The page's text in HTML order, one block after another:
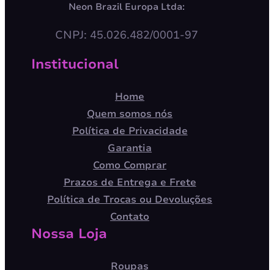
Neon Brazil Europa Ltda:
CNPJ: 45.026.482/0001-97
Institucional
Home
Quem somos nós
Política de Privacidade
Garantia
Como Comprar
Prazos de Entrega e Frete
Política de Trocas ou Devoluções
Contato
Nossa Loja
Roupas